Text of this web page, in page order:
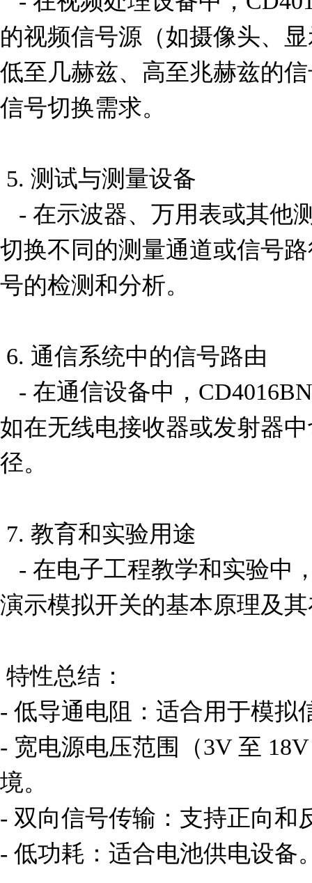
的视频信号源（如摄像头、
低至几赫兹、高至兆赫兹的
信号切换需求。
切换不同的测量通道或信号
号的检测和分析。
如在无线电接收器或发射器
径。
演示模拟开关的基本原理及
- 低导通电阻：适合用于模拟
- 宽电源电压范围（3V 至
境。
- 双向信号传输：支持正向和
- 低功耗：适合电池供电设备